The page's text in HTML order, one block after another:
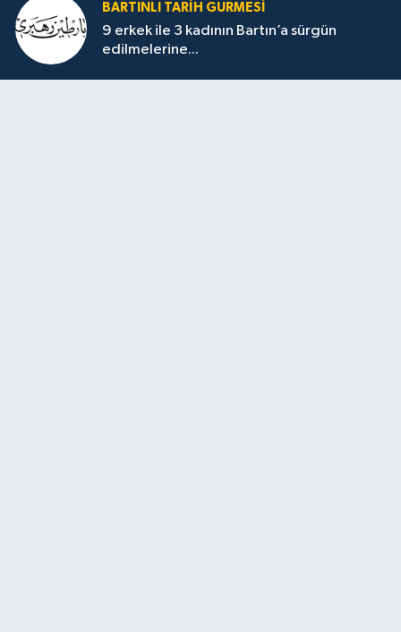
BARTINLI TARIH GURMESI
9 erkek ile 3 kadının Bartın’a sürgün
edilmelerine...